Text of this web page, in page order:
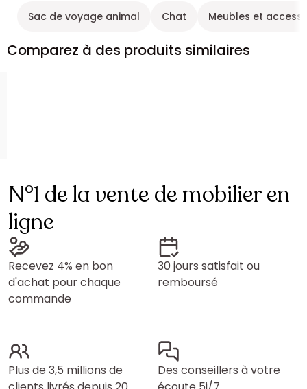
Sac de voyage animal Chat Meubles et
Comparez à des produits similaires
N°1 de la vente de mobilier en
ligne
Recevez 4% en bon
d'achat pour chaque
commande
30 jours satisfait ou
remboursé
Plus de 3,5 millions de
Des conseillers à votre